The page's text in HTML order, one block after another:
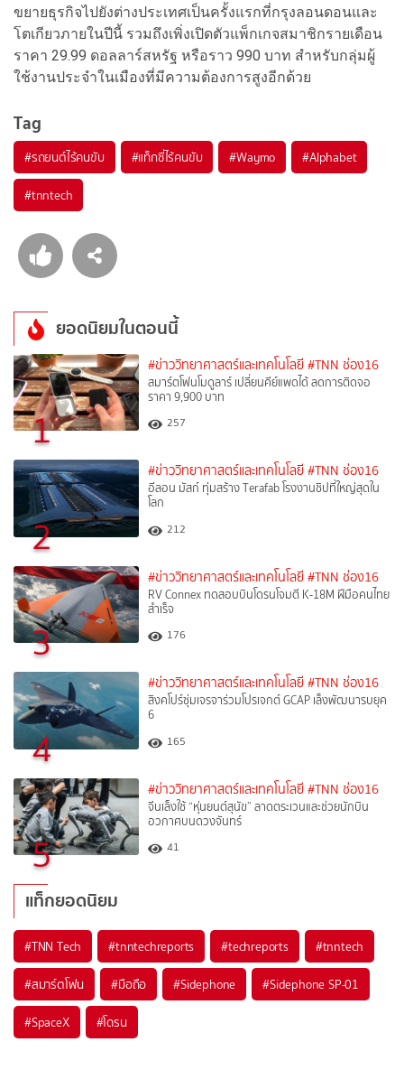
ขยายธุรกิจไปยังต่างประเทศเป็นครั้งแรกที่กรุงลอนดอนและ
โตเกียวภายในปีนี้ รวมถึงเพิ่งเปิดตัวแพ็กเกจสมาชิกรายเดือน
ราคา 29.99 ดอลลาร์สหรัฐ หรือราว 990 บาท สำหรับกลุ่มผู้
ใช้งานประจำในเมืองที่มีความต้องการสูงอีกด้วย
Tag
#รถยนต์ไร้คนขับ #แท็กซี่ไร้คนขับ #Waymo #Alphabet
#tnntech
ยอดนิยมในตอนนี้
1
#ข่าววิทยาศาสตร์และเทคโนโลยี #TNN ช่อง16
สมาร์ตโฟนโมดูลาร์ เปลี่ยนคีย์แพดได้ ลดการติดจอ
ราคา 9,900 บาท
257
2
#ข่าววิทยาศาสตร์และเทคโนโลยี #TNN ช่อง16
อีลอน มัสก์ ทุ่มสร้าง Terafab โรงงานชิปที่ใหญ่สุดใน
โลก
212
3
#ข่าววิทยาศาสตร์และเทคโนโลยี #TNN ช่อง16
RV Connex ทดสอบบินโดรนโจมตี K-18M ฝีมือคนไทย
สำเร็จ
176
4
#ข่าววิทยาศาสตร์และเทคโนโลยี #TNN ช่อง16
สิงคโปร์ซุ่มเจรจาร่วมโปรเจกต์ GCAP เล็งพัฒนารบยุค
6
165
5
#ข่าววิทยาศาสตร์และเทคโนโลยี #TNN ช่อง16
จีนเล็งใช้ “หุ่นยนต์สุนัข” ลาดตระเวนและช่วยนักบิน
อวกาศบนดวงจันทร์
41
แท็กยอดนิยม
#TNN Tech #tnntechreports #techreports #tnntech
#สมาร์ตโฟน #มือถือ #Sidephone #Sidephone SP-01
#SpaceX #โดรน